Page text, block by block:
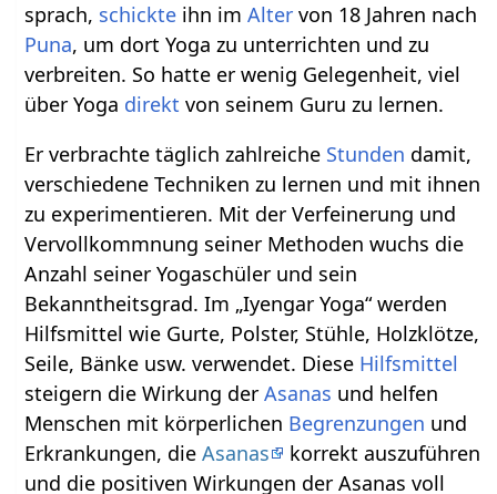
sprach, schickte ihn imAlter von 18 Jahren nach
Puna, um dort Yoga zu unterrichten und zu
verbreiten. So hatte er wenig Gelegenheit, viel
über Yoga direkt von seinem Guru zu lernen.
Er verbrachte täglich zahlreiche Stunden damit,
verschiedene Techniken zu lernen und mit ihnen
zu experimentieren. Mit der Verfeinerung und
Vervollkommnung seiner Methoden wuchs die
Anzahl seiner Yogaschüler und sein
Bekanntheitsgrad. Im „Iyengar Yoga“ werden
Hilfsmittel wie Gurte, Polster, Stühle, Holzklötze,
Seile, Bänke usw. verwendet. Diese Hilfsmittel
steigern die Wirkung derAsanas und helfen
Menschen mit körperlichen Begrenzungen und
Erkrankungen, dieAsanas
korrekt auszuführen
und die positiven Wirkungen der Asanas voll